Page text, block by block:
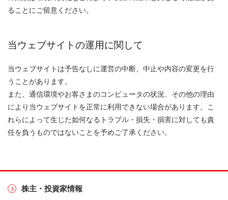
ることにご留意ください。
当ウェブサイトの運用に関して
当ウェブサイトは予告なしに運営の中断、中止や内容の変更を行
うことがあります。
また、通信環境やお客さまのコンピュータの状況、その他の理由
により当ウェブサイトを正常に利用できない場合があります。こ
れらによって生じた如何なるトラブル・損失・損害に対しても責
任を負うものではないことを予めご了承ください。
株主・投資家情報